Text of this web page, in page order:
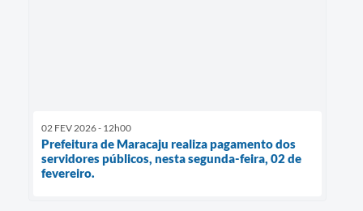
02 FEV 2026 - 12h00
Prefeitura de Maracaju realiza pagamento dos
servidores públicos, nesta segunda-feira, 02 de
fevereiro.